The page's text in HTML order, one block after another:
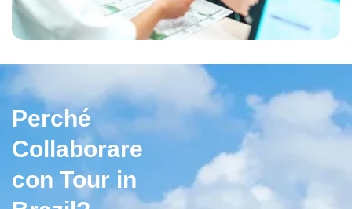
Perché
Collaborare
con Tour in